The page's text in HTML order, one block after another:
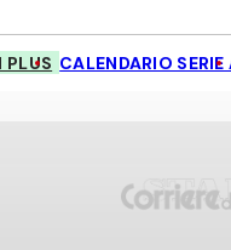
PLUS CALENDARIO SERIE